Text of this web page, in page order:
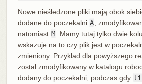
Nowe nieśledzone pliki mają obok
dodane do poczekalni A ,
natomiast M . Mamy tutaj tylko dwie
wskazuje na to czy plik jest w
zmieniony. Przykład dla powyższego
został zmodyfikowany w katalogu
dodany do poczekalni, podczas gdy